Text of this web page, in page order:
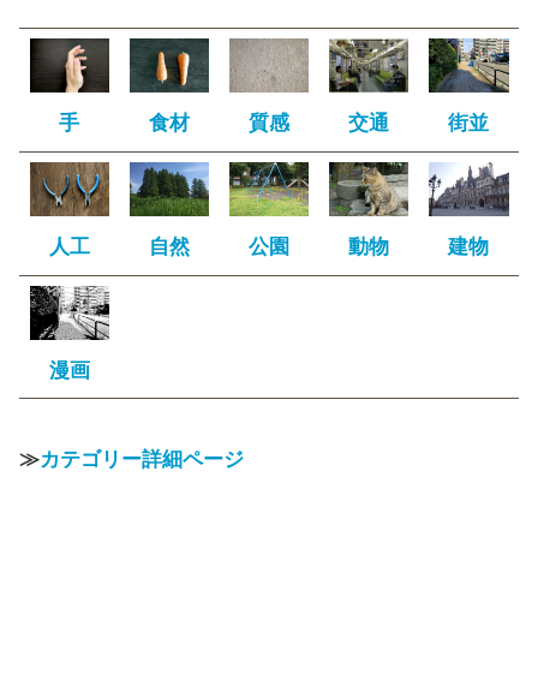
手 食材 質感 交通 街並
人工 自然 公園 動物 建物
漫画
≫カテゴリー詳細ページ